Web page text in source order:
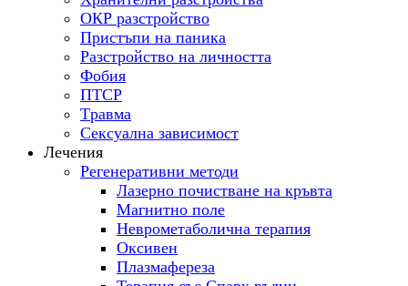
ОКР разстройство
Пристъпи на паника
Разстройство на личността
Фобия
ПТСР
Tравма
Сексуална зависимост
Лечения
Регенеративни методи
Лазерно почистване на кръвта
Магнитно поле
Неврометаболична терапия
Оксивен
Плазмафереза